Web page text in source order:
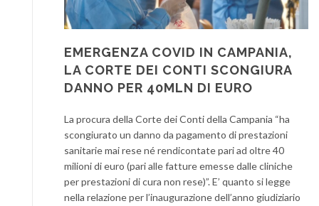
EMERGENZA COVID IN CAMPANIA,
LA CORTE DEI CONTI SCONGIURA
DANNO PER 40MLN DI EURO
La procura della Corte dei Conti della Campania “ha
scongiurato un danno da pagamento di prestazioni
sanitarie mai rese né rendicontate pari ad oltre 40
milioni di euro (pari alle fatture emesse dalle cliniche
per prestazioni di cura non rese)”. E’ quanto si legge
nella relazione per l’inaugurazione dell’anno giudiziario